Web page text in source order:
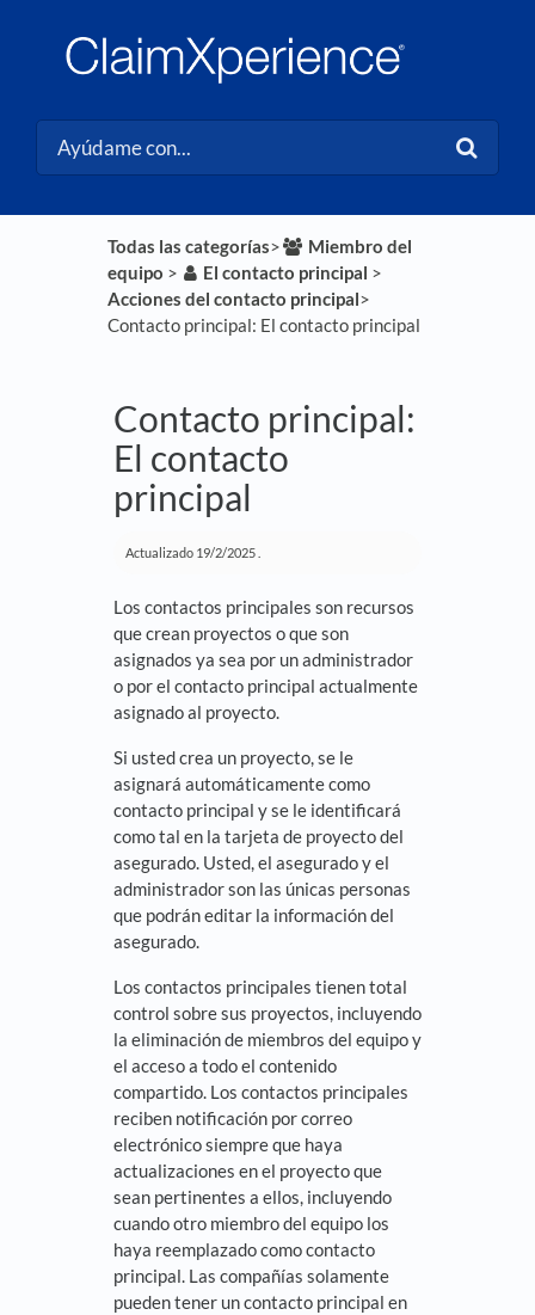
Todas las categorías​>​
​Miembro del
equipo ​ > ​ ​El contacto principal ​ > ​
Acciones del contacto principal​>​
Contacto principal: El contacto principal
Contacto principal:
El contacto
principal
Actualizado 19/2/2025
Los contactos principales son recursos
que crean proyectos o que son
asignados ya sea por un administrador
o por el contacto principal actualmente
asignado al proyecto.
Si usted crea un proyecto, se le
asignará automáticamente como
contacto principal y se le identificará
como tal en la tarjeta de proyecto del
asegurado. Usted, el asegurado y el
administrador son las únicas personas
que podrán editar la información del
asegurado.
Los contactos principales tienen total
control sobre sus proyectos, incluyendo
la eliminación de miembros del equipo y
el acceso a todo el contenido
compartido. Los contactos principales
reciben notificación por correo
electrónico siempre que haya
actualizaciones en el proyecto que
sean pertinentes a ellos, incluyendo
cuando otro miembro del equipo los
haya reemplazado como contacto
principal. Las compañías solamente
pueden tener un contacto principal en